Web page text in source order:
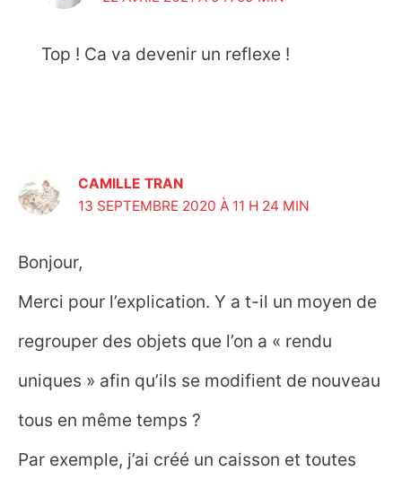
Top ! Ca va devenir un reflexe !
CAMILLE TRAN
13 SEPTEMBRE 2020 À 11 H 24 MIN
Bonjour,
Merci pour l’explication. Y a t-il un moyen de
regrouper des objets que l’on a « rendu
uniques » afin qu’ils se modifient de nouveau
tous en même temps ?
Par exemple, j’ai créé un caisson et toutes